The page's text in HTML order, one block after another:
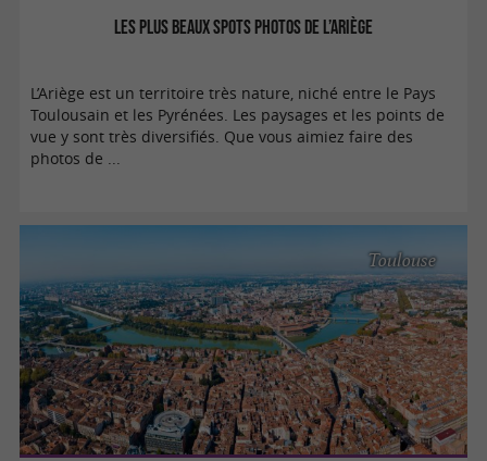
Les plus beaux spots photos de l’Ariège
L’Ariège est un territoire très nature, niché entre le Pays
Toulousain et les Pyrénées. Les paysages et les points de
vue y sont très diversifiés. Que vous aimiez faire des
photos de ...
Toulouse